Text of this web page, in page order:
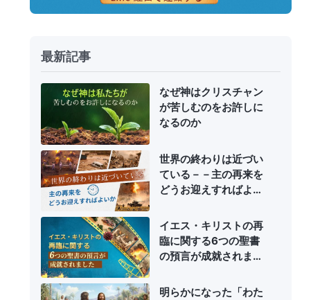
最新記事
なぜ神はクリスチャン
が苦しむのをお許しに
なるのか
世界の終わりは近づい
ている－－主の再来を
どうお迎えすればよい
イエス・キリストの再
臨に関する6つの聖書
の預言が成就されまし
明らかになった「わた